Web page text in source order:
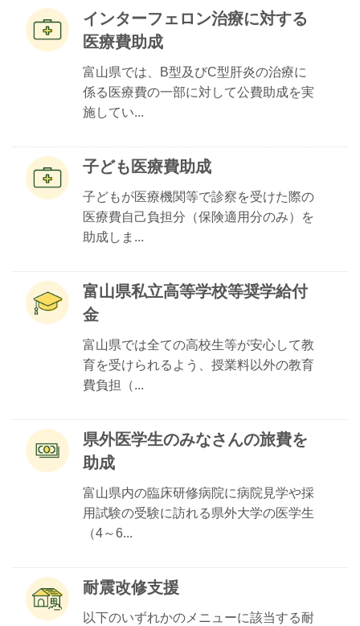
インターフェロン治療に対する
医療費助成
富山県では、B型及びC型肝炎の治療に
係る医療費の一部に対して公費助成を実
施してい...
子ども医療費助成
子どもが医療機関等で診察を受けた際の
医療費自己負担分（保険適用分のみ）を
助成しま...
富山県私立高等学校等奨学給付
金
富山県では全ての高校生等が安心して教
育を受けられるよう、授業料以外の教育
費負担（...
県外医学生のみなさんの旅費を
助成
富山県内の臨床研修病院に病院見学や採
用試験の受験に訪れる県外大学の医学生
（4～6...
耐震改修支援
以下のいずれかのメニューに該当する耐